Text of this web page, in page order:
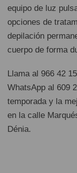
equipo de luz
opciones de
depilación
cuerpo de forma
Llama al 966 42
WhatsApp al 609
temporada y la
en la calle
Dénia.